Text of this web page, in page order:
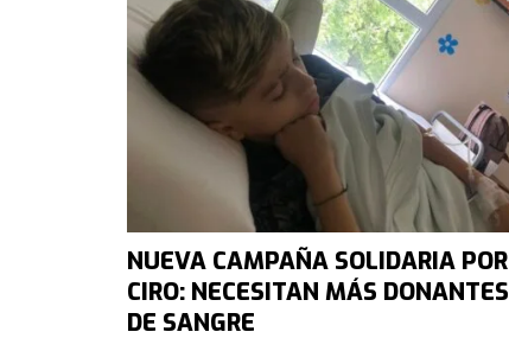
NUEVA CAMPAÑA SOLIDARIA POR
CIRO: NECESITAN MÁS DONANTES
DE SANGRE